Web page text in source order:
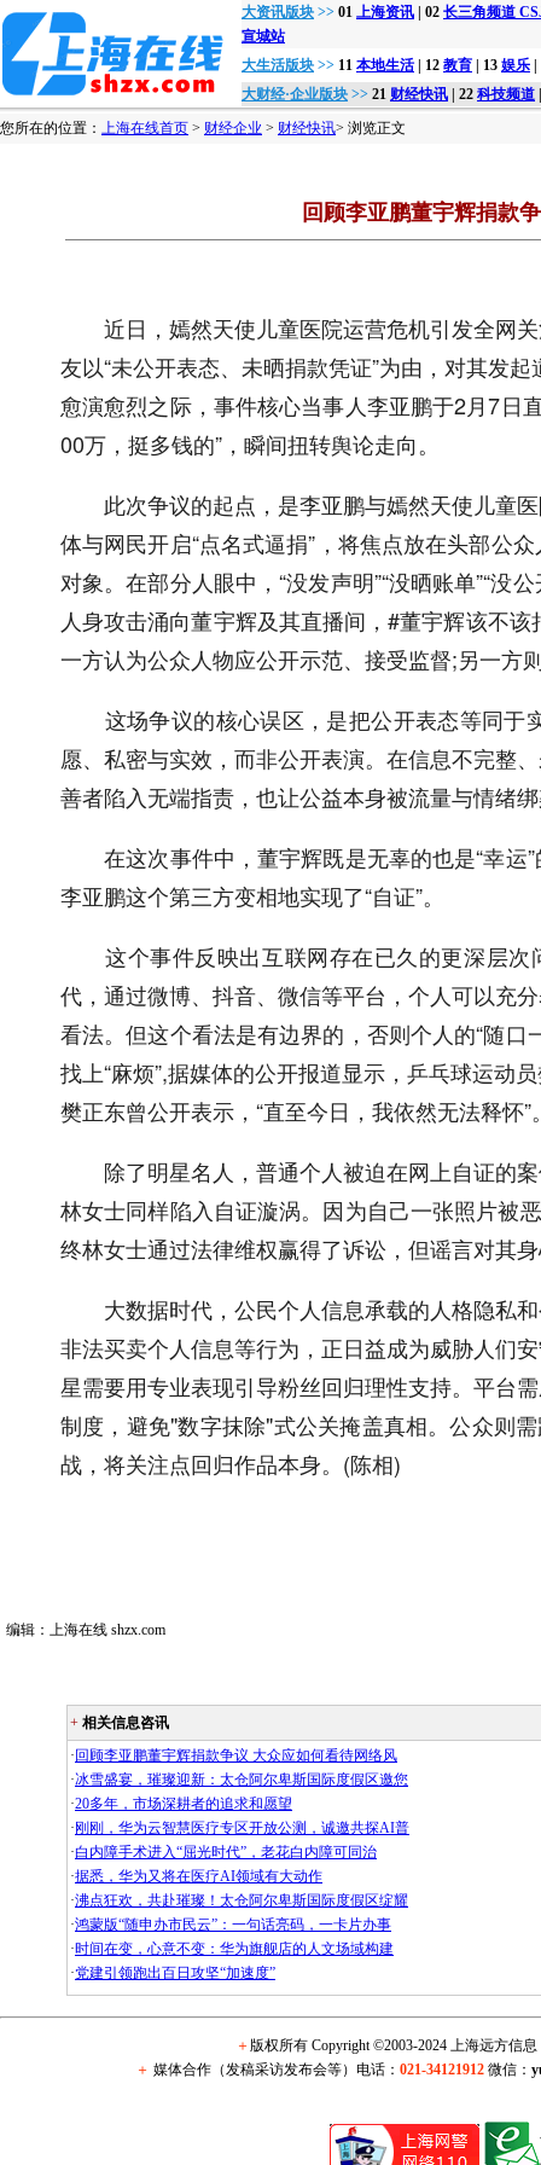
大资讯版块 >> 01 上海资讯 | 02 长三角频道
宣城站
大生活版块 >> 11 本地生活 | 12 教育 | 13 娱乐
大财经·企业版块 >> 21 财经快讯 | 22 科技频道
您所在的位置： 上海在线首页 > 财经企业 > 财经快讯> 浏览正文
回顾李亚鹏董宇辉捐款
近日，嫣然天使儿童医院运营危机引发全网关
友以“未公开表态、未晒捐款凭证”为由，对其发
愈演愈烈之际，事件核心当事人李亚鹏于2月7日
00万，挺多钱的”，瞬间扭转舆论走向。
此次争议的起点，是李亚鹏与嫣然天使儿童医
体与网民开启“点名式逼捐”，将焦点放在头部公
对象。在部分人眼中，“没发声明”“没晒账单”“没
人身攻击涌向董宇辉及其直播间，#董宇辉该不
一方认为公众人物应公开示范、接受监督;另一方
这场争议的核心误区，是把公开表态等同于
愿、私密与实效，而非公开表演。在信息不完整
善者陷入无端指责，也让公益本身被流量与情绪
在这次事件中，董宇辉既是无辜的也是“幸运”
李亚鹏这个第三方变相地实现了“自证”。
这个事件反映出互联网存在已久的更深层次
代，通过微博、抖音、微信等平台，个人可以充
看法。但这个看法是有边界的，否则个人的“随
找上“麻烦”,据媒体的公开报道显示，乒乓球运动
樊正东曾公开表示，“直至今日，我依然无法释怀
除了明星名人，普通个人被迫在网上自证的案
林女士同样陷入自证漩涡。因为自己一张照片被
终林女士通过法律维权赢得了诉讼，但谣言对其
大数据时代，公民个人信息承载的人格隐私和
非法买卖个人信息等行为，正日益成为威胁人们
星需要用专业表现引导粉丝回归理性支持。平台
制度，避免"数字抹除"式公关掩盖真相。公众则
战，将关注点回归作品本身。(陈相)
编辑：上海在线 shzx.com
+ 相关信息咨讯
· 回顾李亚鹏董宇辉捐款争议 大众应如何看待网络风
·冰雪盛宴，璀璨迎新：太仓阿尔卑斯国际度假区邀您
·20多年，市场深耕者的追求和愿望
·刚刚，华为云智慧医疗专区开放公测，诚邀共探AI普
·白内障手术进入“屈光时代”，老花白内障可同治
·据悉，华为又将在医疗AI领域有大动作
·沸点狂欢，共赴璀璨！太仓阿尔卑斯国际度假区绽耀
·鸿蒙版“随申办市民云”：一句话亮码，一卡片办事
·时间在变，心意不变：华为旗舰店的人文场域构建
·党建引领跑出百日攻坚“加速度”
＋版权所有 Copyright ©2003-2024 上海远方信
＋ 媒体合作（发稿采访发布会等）电话：021-34121912 微信：